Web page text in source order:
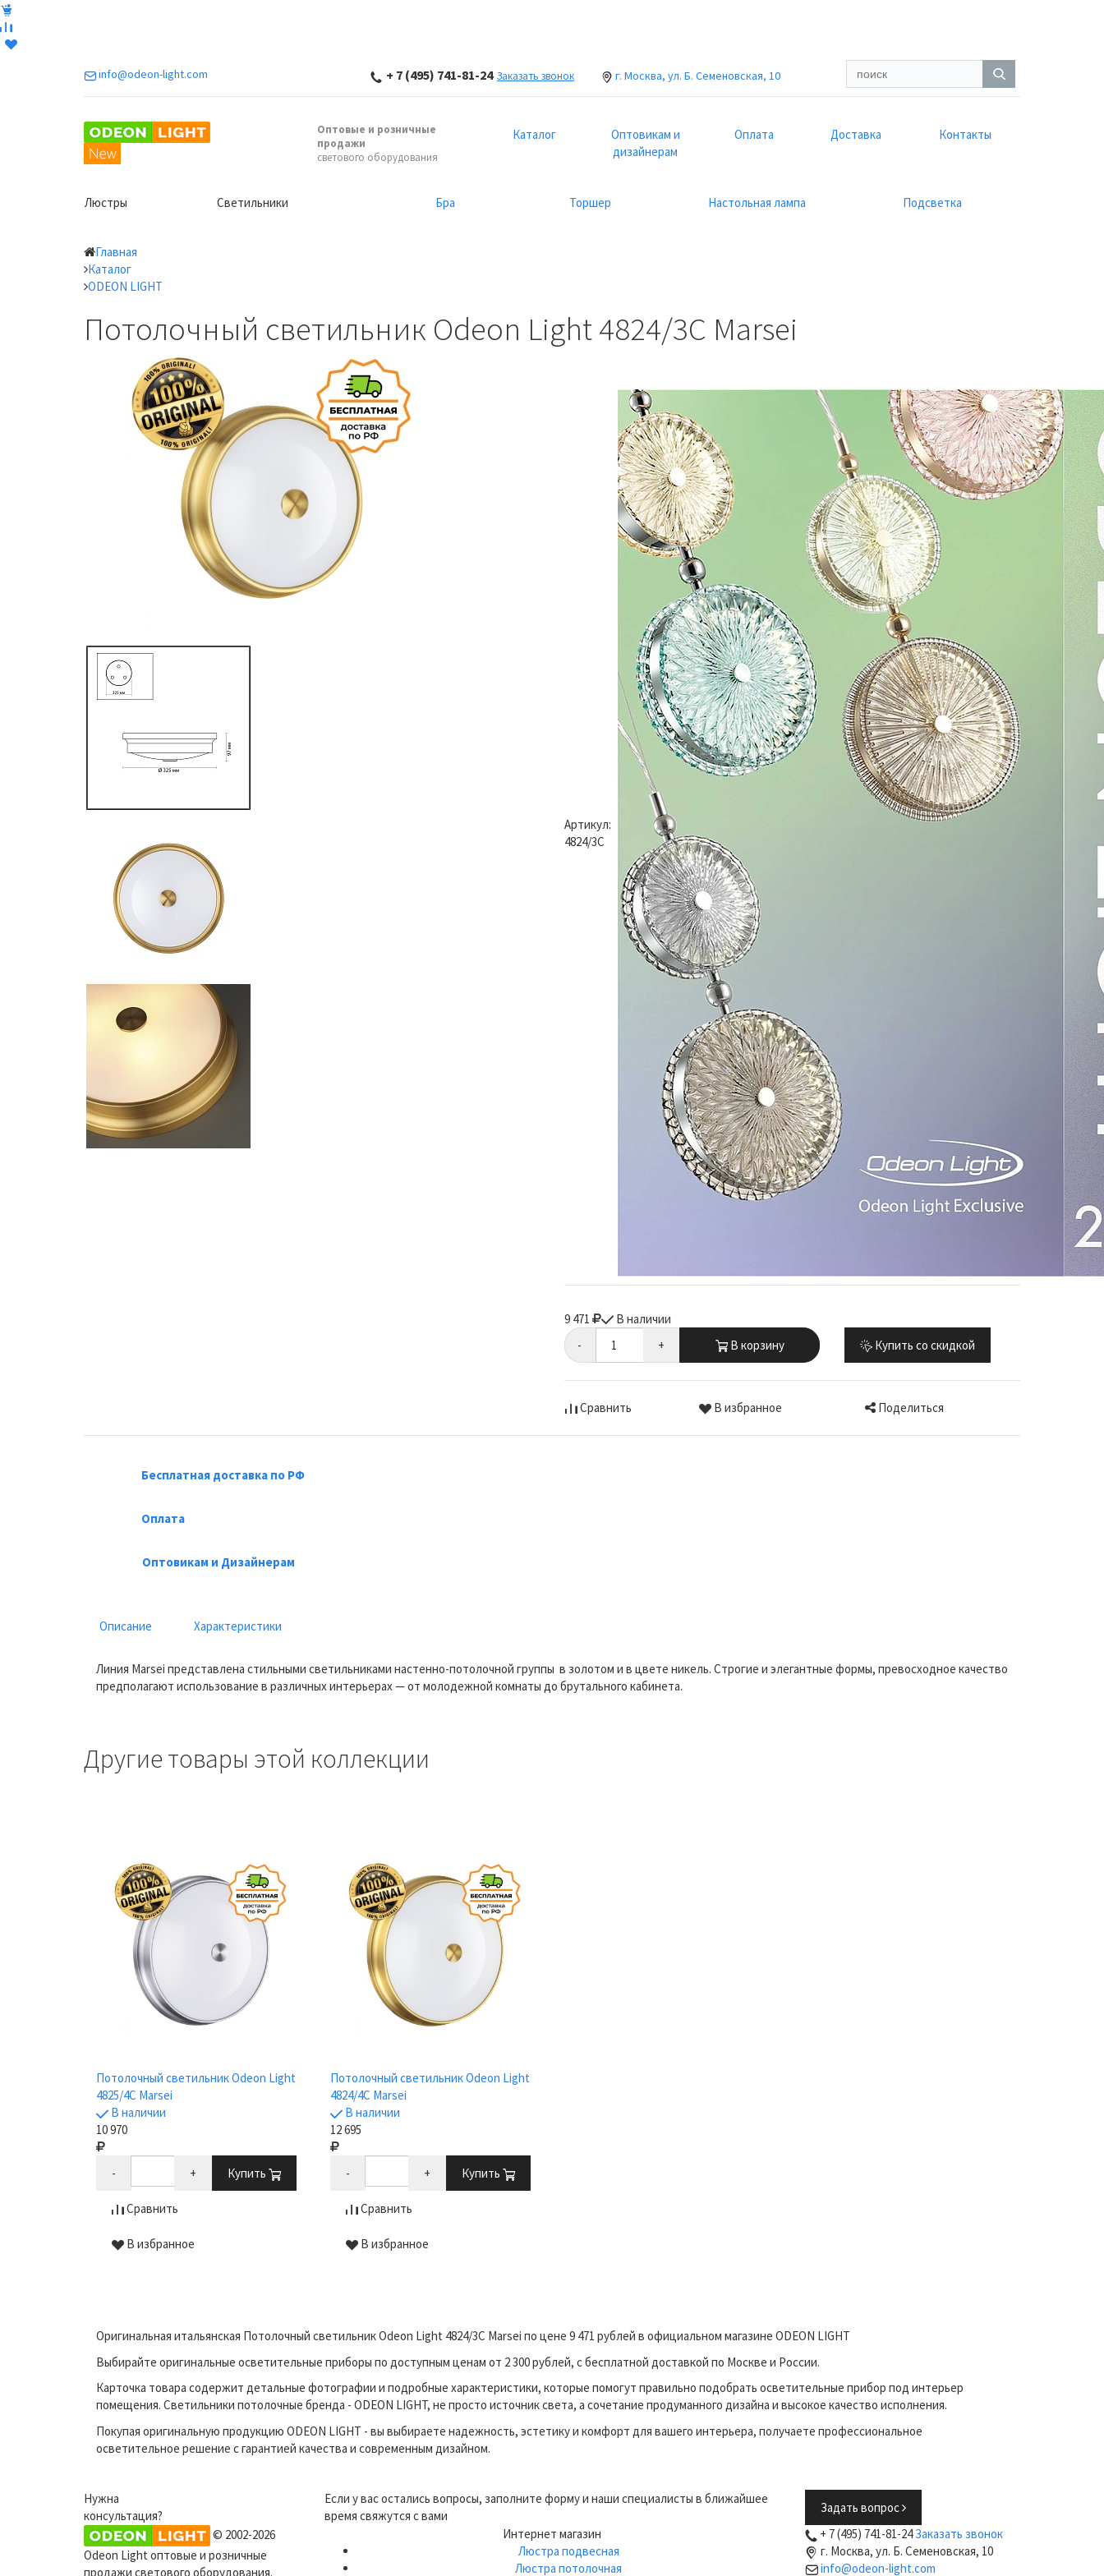
info@odeon-light.com + 7 (495) 741-81-24 Заказать звонок г. Москва, ул. Б. Семеновская, 10
Оптовые и розничные
продажи
светового оборудования
Каталог
Оптовикам и
дизайнерам
Оплата Доставка Контакты
Люстры Светильники Бра Торшер Настольная лампа Подсветка
Главная
Каталог
ODEON LIGHT
Потолочный светильник Odeon Light 4824/3C Marsei
Артикул:
4824/3C
9 471
В наличии
-
+ В корзину Купить со скидкой
Сравнить В избранное Поделиться
Бесплатная доставка по РФ
Оплата
Оптовикам и Дизайнерам
Описание Характеристики
Линия Marsei представлена стильными светильниками настенно-потолочной группы в золотом и в цвете никель. Строгие и элегантные формы, превосходное качество
предполагают использование в различных интерьерах — от молодежной комнаты до брутального кабинета.
Другие товары этой коллекции
Потолочный светильник Odeon Light
4825/4C Marsei
В наличии
10 970
- + Купить
Сравнить
В избранное
Потолочный светильник Odeon Light
4824/4C Marsei
В наличии
12 695
- + Купить
Сравнить
В избранное
Оригинальная итальянская Потолочный светильник Odeon Light 4824/3C Marsei по цене 9 471 рублей в официальном магазине ODEON LIGHT
Выбирайте оригинальные осветительные приборы по доступным ценам от 2 300 рублей, с бесплатной доставкой по Москве и России.
Карточка товара содержит детальные фотографии и подробные характеристики, которые помогут правильно подобрать осветительные прибор под интерьер
помещения. Светильники потолочные бренда - ODEON LIGHT, не просто источник света, а сочетание продуманного дизайна и высокое качество исполнения.
Покупая оригинальную продукцию ODEON LIGHT - вы выбираете надежность, эстетику и комфорт для вашего интерьера, получаете профессиональное
осветительное решение с гарантией качества и современным дизайном.
Нужна
консультация?
Если у вас остались вопросы, заполните форму и наши специалисты в ближайшее
время свяжутся с вами
Задать вопрос
© 2002-2026
Odeon Light оптовые и розничные
продажи светового оборудования.
Интернет магазин
Люстра подвесная
Люстра потолочная
+ 7 (495) 741-81-24Заказать звонок
г. Москва, ул. Б. Семеновская, 10
info@odeon-light.com